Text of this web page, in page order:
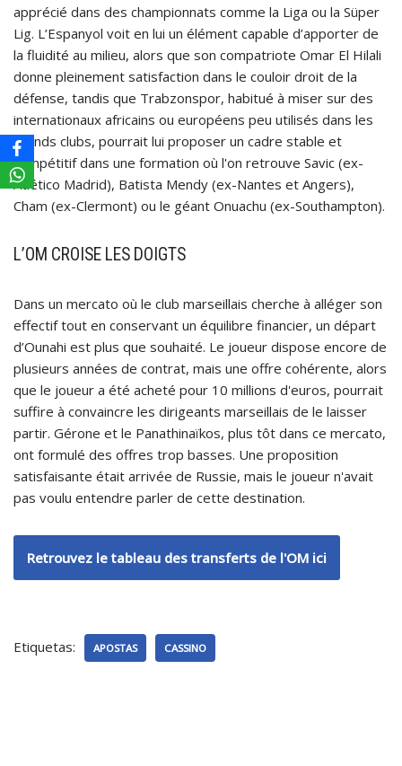
apprécié dans des championnats comme la Liga ou la Süper
Lig. L’Espanyol voit en lui un élément capable d’apporter de
la fluidité au milieu, alors que son compatriote Omar El Hilali
donne pleinement satisfaction dans le couloir droit de la
défense, tandis que Trabzonspor, habitué à miser sur des
internationaux africains ou européens peu utilisés dans les
grands clubs, pourrait lui proposer un cadre stable et
compétitif dans une formation où l'on retrouve Savic (ex-
Atlético Madrid), Batista Mendy (ex-Nantes et Angers),
Cham (ex-Clermont) ou le géant Onuachu (ex-Southampton).
L’OM CROISE LES DOIGTS
Dans un mercato où le club marseillais cherche à alléger son
effectif tout en conservant un équilibre financier, un départ
d’Ounahi est plus que souhaité. Le joueur dispose encore de
plusieurs années de contrat, mais une offre cohérente, alors
que le joueur a été acheté pour 10 millions d'euros, pourrait
suffire à convaincre les dirigeants marseillais de le laisser
partir. Gérone et le Panathinaïkos, plus tôt dans ce mercato,
ont formulé des offres trop basses. Une proposition
satisfaisante était arrivée de Russie, mais le joueur n'avait
pas voulu entendre parler de cette destination.
Retrouvez le tableau des transferts de l'OM ici
Etiquetas: APOSTAS CASSINO